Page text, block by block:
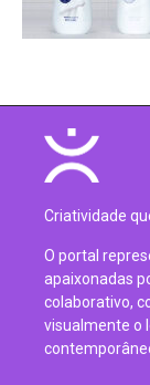
Criatividade
O portal
apaixonadas
colaborativo,
visualmente o